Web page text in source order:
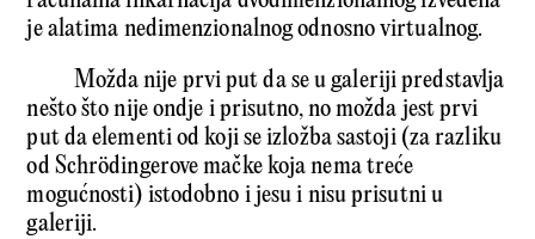
je alatima nedimenzionalnog odnosno virtualnog.
Možda nije prvi put da se u galeriji predstavlja
nešto što nije ondje i prisutno, no možda jest prvi
put da elementi od koji se izložba sastoji (za razliku
od Schrödingerove mačke koja nema treće
mogućnosti) istodobno i jesu i nisu prisutni u
galeriji.